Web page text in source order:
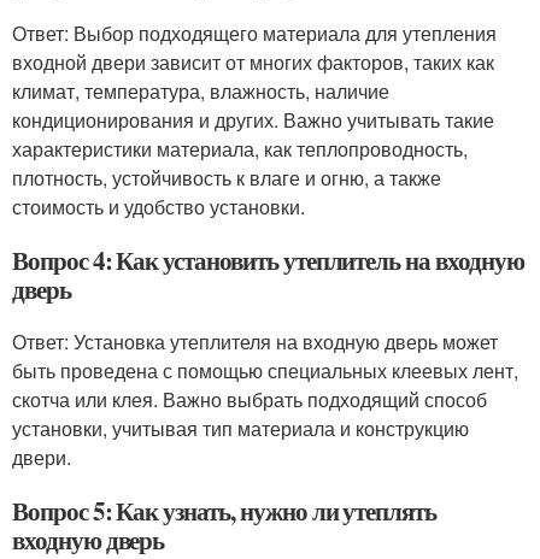
Ответ: Выбор подходящего материала для утепления
входной двери зависит от многих факторов, таких как
климат, температура, влажность, наличие
кондиционирования и других. Важно учитывать такие
характеристики материала, как теплопроводность,
плотность, устойчивость к влаге и огню, а также
стоимость и удобство установки.
Вопрос 4: Как установить утеплитель на входную
дверь
Ответ: Установка утеплителя на входную дверь может
быть проведена с помощью специальных клеевых лент,
скотча или клея. Важно выбрать подходящий способ
установки, учитывая тип материала и конструкцию
двери.
Вопрос 5: Как узнать, нужно ли утеплять
входную дверь